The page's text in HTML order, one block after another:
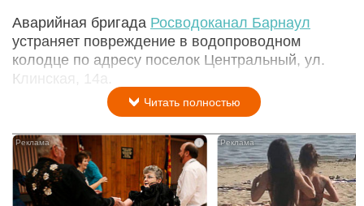
Аварийная бригада Росводоканал Барнаул
устраняет повреждение в водопроводном
колодце по адресу поселок Центральный, ул.
Клинская, 14а.
Читать полностью